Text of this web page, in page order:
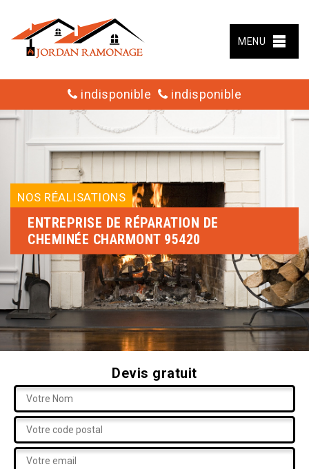
MENU
indisponible indisponible
NOS RÉALISATIONS
ENTREPRISE DE RÉPARATION DE
CHEMINÉE CHARMONT 95420
Devis gratuit